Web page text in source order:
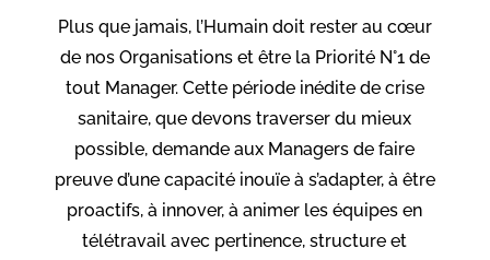
Plus que jamais, l’Humain doit rester au cœur
de nos Organisations et être la Priorité N°1 de
tout Manager. Cette période inédite de crise
sanitaire, que devons traverser du mieux
possible, demande aux Managers de faire
preuve d’une capacité inouïe à s’adapter, à être
proactifs, à innover, à animer les équipes en
télétravail avec pertinence, structure et